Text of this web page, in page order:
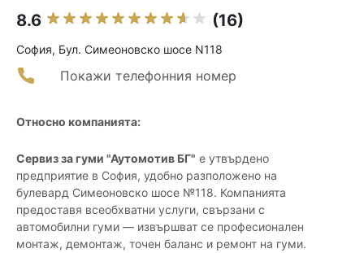
8.6 (16)
София, Бул. Симеоновско шосе N118
Покажи телефонния номер
Относно компанията:
Сервиз за гуми "Аутомотив БГ" е утвърдено
предприятие в София, удобно разположено на
булевард Симеоновско шосе №118. Компанията
предоставя всеобхватни услуги, свързани с
автомобилни гуми — извършват се професионален
монтаж, демонтаж, точен баланс и ремонт на гуми.